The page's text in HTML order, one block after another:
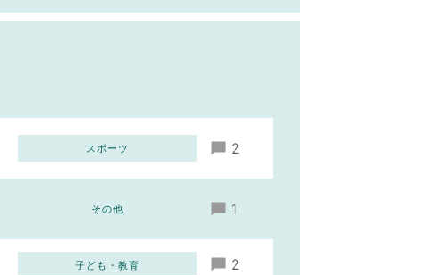
スポーツ 2
その他 1
子ども・教育 2